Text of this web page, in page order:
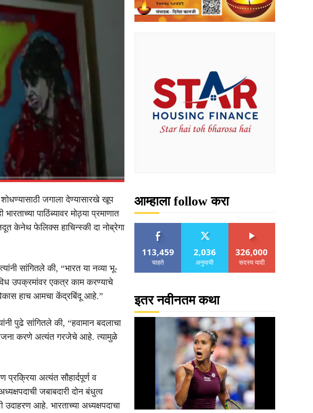
जगाला देण्यासारखे खूप
पाठिंब्यावर मोठ्या प्रमाणात
केनेथ फेलिक्स हाचिन्स्की दा नोब्रेगा
सांगितले की, “भारत या नव्या भू-
उपक्रमांवर एकत्र काम करण्याचे
हाच आमचा केंद्रबिंदू आहे.”
पुढे सांगितले की, “हवामान बदलाचा
करणे अत्यंत गरजेचे आहे. त्यामुळे
अत्यंत सौहार्दपूर्ण व
जबाबदारी दोन बंधुत्व
आहे. भारताच्या अध्यक्षपदाचा
आम्हाला follow करा
113,459
चाहते
2,036
अनुयायी
326,000
सदस्य यादी
इतर नवीनतम कथा